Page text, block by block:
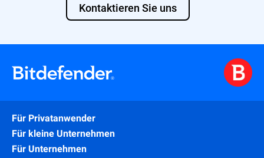
Kontaktieren Sie uns
Für Privatanwender
Für kleine Unternehmen
Für Unternehmen